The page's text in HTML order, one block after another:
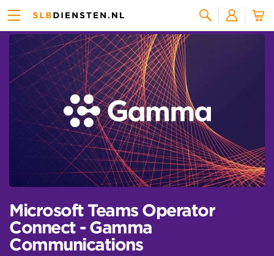
Zoeken
Alle licenties
Microsoft Teams Operator
Connect - Gamma
Communications